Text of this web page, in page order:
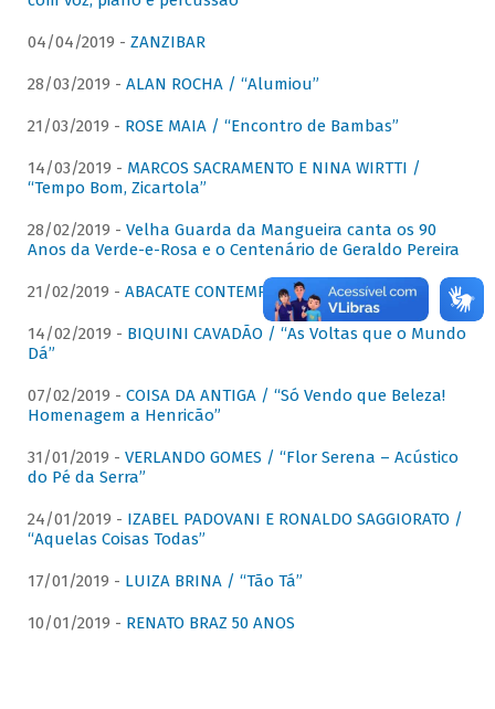
04/04/2019 - ZANZIBAR
28/03/2019 - ALAN ROCHA / “Alumiou”
21/03/2019 - ROSE MAIA / “Encontro de Bambas”
14/03/2019 - MARCOS SACRAMENTO E NINA WIRTTI /
“Tempo Bom, Zicartola”
28/02/2019 - Velha Guarda da Mangueira canta os 90
Anos da Verde-e-Rosa e o Centenário de Geraldo Pereira
21/02/2019 - ABACATE CONTEMPORÂNEO
14/02/2019 - BIQUINI CAVADÃO / “As Voltas que o Mundo
Dá”
07/02/2019 - COISA DA ANTIGA / “Só Vendo que Beleza!
Homenagem a Henricão”
31/01/2019 - VERLANDO GOMES / “Flor Serena – Acústico
do Pé da Serra”
24/01/2019 - IZABEL PADOVANI E RONALDO SAGGIORATO /
“Aquelas Coisas Todas”
17/01/2019 - LUIZA BRINA / “Tão Tá”
10/01/2019 - RENATO BRAZ 50 ANOS